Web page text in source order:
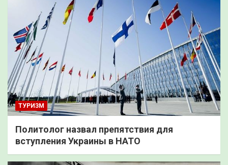
ТУРИЗМ
Политолог назвал препятствия для
вступления Украины в НАТО